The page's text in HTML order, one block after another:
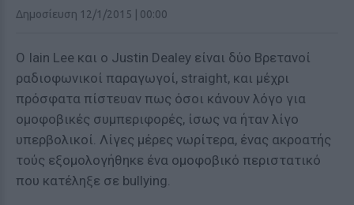
Δημοσίευση 12/1/2015 | 00:00
Ο Iain Lee και ο Justin Dealey είναι δύο Βρετανοί
ραδιοφωνικοί παραγωγοί, straight, και μέχρι
πρόσφατα πίστευαν πως όσοι κάνουν λόγο για
ομοφοβικές συμπεριφορές, ίσως να ήταν λίγο
υπερβολικοί. Λίγες μέρες νωρίτερα, ένας ακροατής
τούς εξομολογήθηκε ένα ομοφοβικό περιστατικό
που κατέληξε σε bullying.